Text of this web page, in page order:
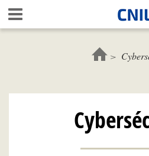
Aller
au
contenu
Gestion de vos préférences sur les